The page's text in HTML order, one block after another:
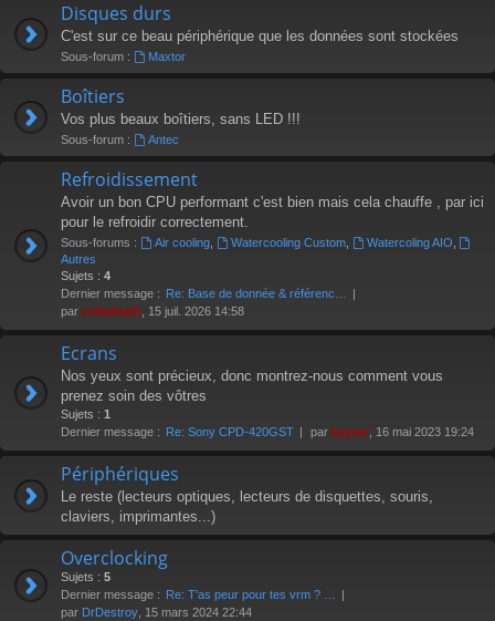
Disques durs
C'est sur ce beau périphérique que les données sont stockées
Sous-forum : Maxtor
Boîtiers
Vos plus beaux boîtiers, sans LED !!!
Sous-forum : Antec
Refroidissement
Avoir un bon CPU performant c'est bien mais cela chauffe , par ici
pour le refroidir correctement.
Sous-forums : Air cooling, Watercooling Custom, Watercoling AIO
Autres
Sujets : 4
Dernier message : Re: Base de donnée & référenc…
par eviledeath , 15 juil. 2026 14:58
Ecrans
Nos yeux sont précieux, donc montrez-nous comment vous
prenez soin des vôtres
Sujets : 1
Dernier message : Re: Sony CPD-420GST par keyser , 16 mai 2023 19:24
Périphériques
Le reste (lecteurs optiques, lecteurs de disquettes, souris,
claviers, imprimantes...)
Overclocking
Sujets : 5
Dernier message : Re: T'as peur pour tes vrm ? …
par DrDestroy , 15 mars 2024 22:44